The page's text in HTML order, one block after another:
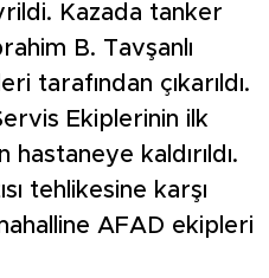
Kazada tanker
B. Tavşanlı
tarafından çıkarıldı.
Ekiplerinin ilk
hastaneye kaldırıldı.
tehlikesine karşı
AFAD ekipleri